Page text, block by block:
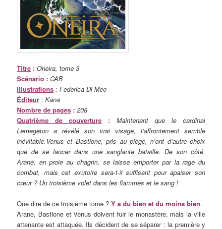
Titre : Oneira, tome 3
Scénario : CAB
Illustrations :Federica Di Meo
Éditeur : Kana
Nombre de pages : 208
Quatrième de couverture :Maintenant que le cardinal
Lemegeton a révélé son vrai visage, l’affrontement semble
inévitable.Venus et Bastione, pris au piège, n’ont d’autre choix
que de se lancer dans une sanglante bataille. De son côté,
Arane, en proie au chagrin, se laisse emporter par la rage du
combat, mais cet exutoire sera-t-il suffisant pour apaiser son
cœur ? Un troisième volet dans les flammes et le sang !
Que dire de ce troisième tome ?Y a du bien et du moins bien.
Arane, Bastione et Venus doivent fuir le monastère, mais la ville
attenante est attaquée. Ils décident de se séparer : la première y